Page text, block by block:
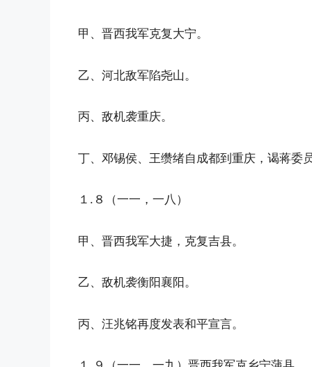
甲、晋西我军克复大宁。
乙、河北敌军陷尧山。
丙、敌机袭重庆。
丁、邓锡侯、王缵绪自成都到重庆，谒蒋委
１.８（一一，一八）
甲、晋西我军大捷，克复吉县。
乙、敌机袭衡阳襄阳。
丙、汪兆铭再度发表和平宣言。